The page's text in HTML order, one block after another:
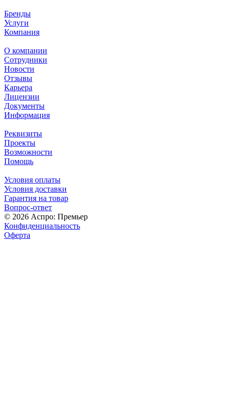
Бренды
Услуги
Компания
О компании
Сотрудники
Новости
Отзывы
Карьера
Лицензии
Документы
Информация
Реквизиты
Проекты
Возможности
Помощь
Условия оплаты
Условия доставки
Гарантия на товар
Вопрос-ответ
© 2026 Аспро: Премьер
Конфиденциальность
Оферта